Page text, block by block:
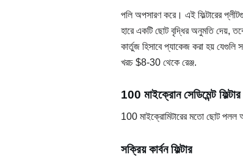
পলি অপসারণ করে। এই ফিল্টারের
হারে একটি ছোট বৃদ্ধির অনুমতি দেয়,
কার্তুজ হিসাবে প্যাকেজ করা হয় যেগুলি
খরচ $8-30 থেকে রেঞ্জ.
100 মাইক্রোন সেডিমেন্ট ফিল্টার
100 মাইক্রোমিটারের মতো ছোট
সক্রিয় কার্বন ফিল্টার